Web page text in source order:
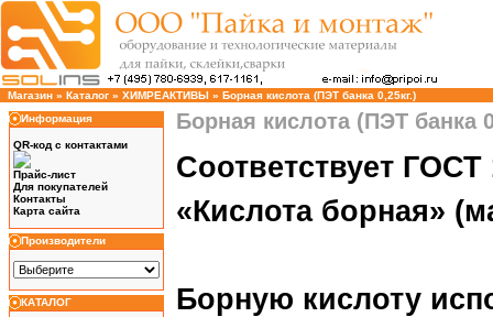
Магазин » Каталог » ХИМРЕАКТИВЫ » Борная кислота (ПЭT банка 0,25кг.)
Информация
QR-код с контактами
Прайс-лист
Для покупателей
Контакты
Карта сайта
Производители
КАТАЛОГ
Борная кислота (ПЭT банка
Соответствует
«Кислота борная»
Борную кислоту